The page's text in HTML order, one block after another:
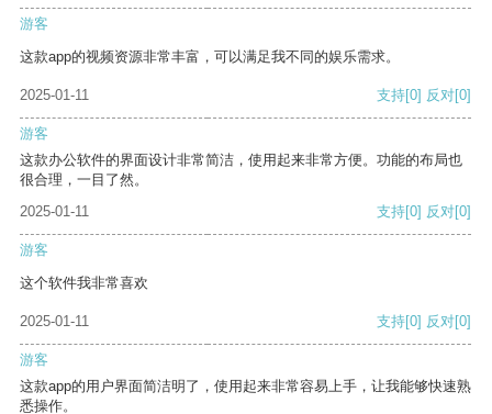
游客
这款app的视频资源非常丰富，可以满足我不同的娱乐需求。
2025-01-11 支持[0] 反对[0]
游客
这款办公软件的界面设计非常简洁，使用起来非常方便。功能的布局也
很合理，一目了然。
2025-01-11
支持[0] 反对[0]
游客
这个软件我非常喜欢
2025-01-11 支持[0] 反对[0]
游客
这款app的用户界面简洁明了，使用起来非常容易上手，让我能够快速熟
悉操作。